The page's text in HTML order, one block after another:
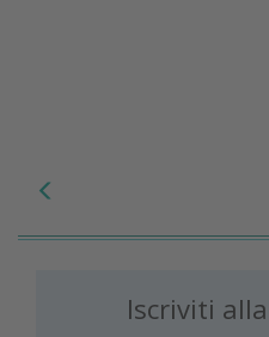
Iscriviti